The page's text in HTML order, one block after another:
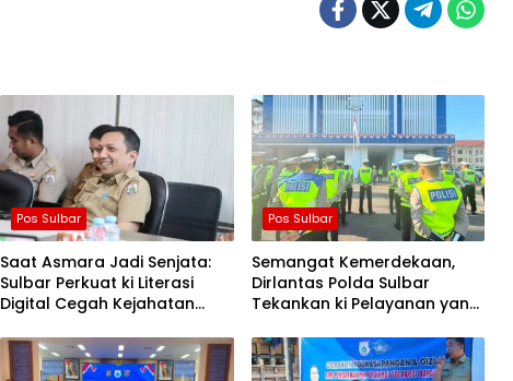
Pos Sulbar
Saat Asmara Jadi Senjata:
Sulbar Perkuat ki Literasi
Digital Cegah Kejahatan
Pos Sulbar
Semangat Kemerdekaan,
Dirlantas Polda Sulbar
Tekankan ki Pelayanan yang
Menyentuh Hati